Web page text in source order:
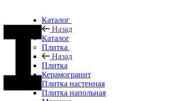
Каталог
Назад
Каталог
Плитка
Назад
Плитка
Керамогранит
Плитка настенная
Плитка напольная